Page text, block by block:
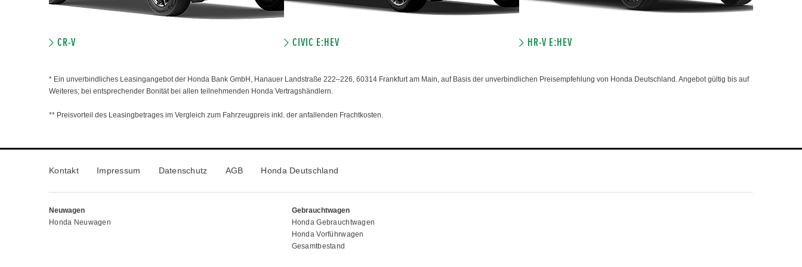
CR-V CIVIC E:HEV HR-V E:HEV
* Ein unverbindliches Leasingangebot der Honda Bank GmbH, Hanauer Landstraße 222–226, 60314 Frankfurt am Main, auf Basis der unverbindlichen Preisempfehlung von Honda Deutschland. Angebot gültig bis auf
Weiteres; bei entsprechender Bonität bei allen teilnehmenden Honda Vertragshändlern.
** Preisvorteil des Leasingbetrages im Vergleich zum Fahrzeugpreis inkl. der anfallenden Frachtkosten.
Kontakt Impressum Datenschutz AGB Honda Deutschland
Neuwagen
Honda Neuwagen
Gebrauchtwagen
Honda Gebrauchtwagen
Honda Vorführwagen
Gesamtbestand